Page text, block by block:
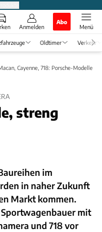
Anmelden
Abo
Menü
Oldtimer Verkehr
Cayenne, 718: Porsche-Modelle
streng
im
in naher Zukunft
Markt kommen.
mit
und 718 vor